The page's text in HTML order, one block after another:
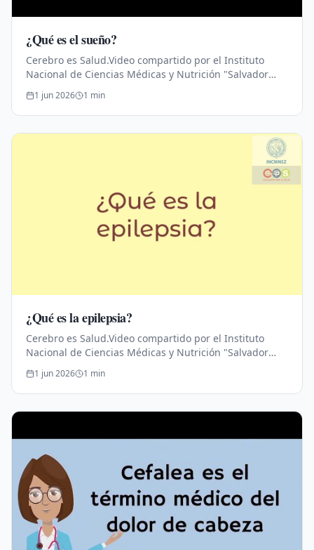
¿Qué es el sueño?
Cerebro es Salud.Video compartido por el Instituto
Nacional de Ciencias Médicas y Nutrición "Salvador
Zubirán".Educación para la Salud.
1 jun 2026 1 min
¿Qué es la epilepsia?
Cerebro es Salud.Video compartido por el Instituto
Nacional de Ciencias Médicas y Nutrición "Salvador
Zubirán".Educación para la Salud.
1 jun 2026 1 min